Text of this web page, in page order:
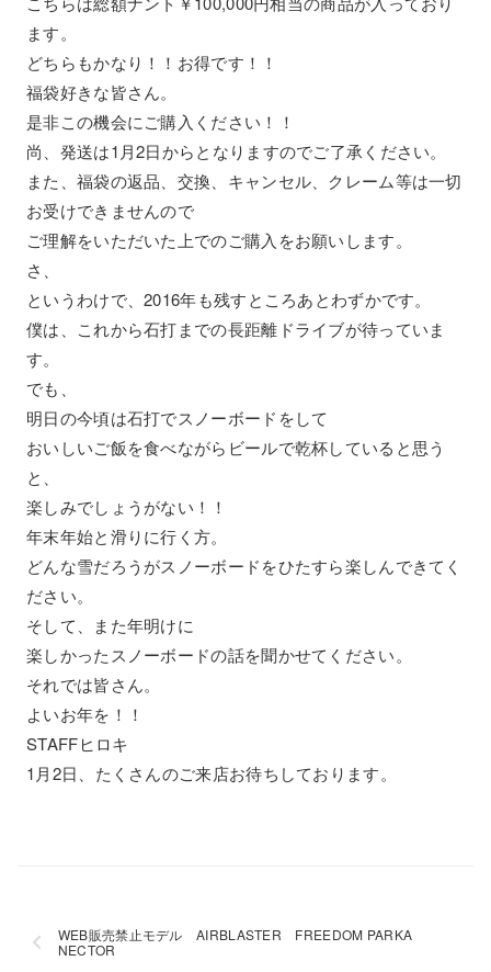
ます。
どちらもかなり！！お得です！！
福袋好きな皆さん。
是非この機会にご購入ください！！
尚、発送は1月2日からとなりますのでご了承ください。
また、福袋の返品、交換、キャンセル、クレーム等は一切
お受けできませんので
ご理解をいただいた上でのご購入をお願いします。
さ、
というわけで、2016年も残すところあとわずかです。
僕は、これから石打までの長距離ドライブが待っていま
す。
でも、
明日の今頃は石打でスノーボードをして
おいしいご飯を食べながらビールで乾杯していると思う
と、
楽しみでしょうがない！！
年末年始と滑りに行く方。
どんな雪だろうがスノーボードをひたすら楽しんできてく
ださい。
そして、また年明けに
楽しかったスノーボードの話を聞かせてください。
それでは皆さん。
よいお年を！！
STAFFヒロキ
1月2日、たくさんのご来店お待ちしております。
WEB販売禁止モデル AIRBLASTER FREEDOM PARKA
NECTOR